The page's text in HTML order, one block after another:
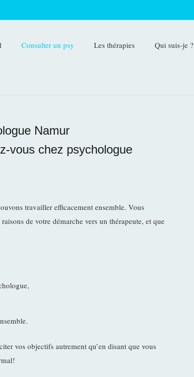
Consulter un psy Les thérapies Qui suis-je ?
Namur
vous chez psychologue
travailler efficacement ensemble. Vous
de votre démarche vers un thérapeute, et que
vos objectifs autrement qu’en disant que vous